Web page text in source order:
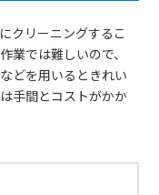
クリーニングするこ
業では難しいので、
どを用いるときれい
手間とコストがかか